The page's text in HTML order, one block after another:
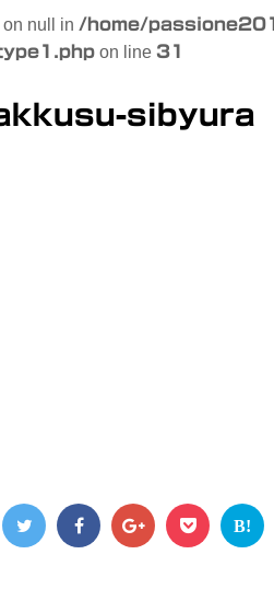
on null in /home/
on line 31
sibyura
B!